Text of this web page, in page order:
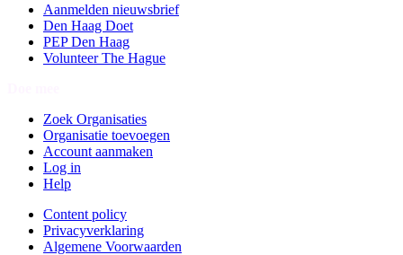
Aanmelden nieuwsbrief
Den Haag Doet
PEP Den Haag
Volunteer The Hague
Zoek Organisaties
Organisatie toevoegen
Account aanmaken
Log in
Help
Content policy
Privacyverklaring
Algemene Voorwaarden